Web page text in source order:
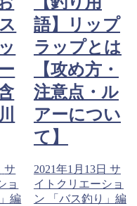
サ
ョ
編
語】リップ
ラップとは
【攻め方・
注意点・ル
アーについ
て】
2021年1月13日 サ
イトクリエーショ
ン 「バス釣り」編